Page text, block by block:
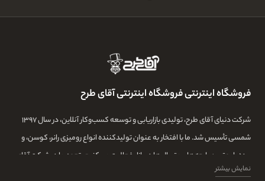
فروشگاه اینترنتی فروشگاه اینترنتی آقای طرح
شرکت دنیای آقای طرح، تولیدی بازاریابی و توسعه کسب‌وکار آنلاین، در سال ۱۳۹۷
شمسی تأسیس شد. ما با افتخار به عنوان تولیدکننده انواع رومیزی رانر، کوسن، و
پرده با بهترین پارچه‌ها و متریال‌ها در بازار فعالیت می‌کنیم. تعهد ما در شرکت آقای
طرح، تولید بهترین محصولات با استفاده از تیمی ماهر و با تجربه و بهترین خیاط ها
نمایش بیشتر